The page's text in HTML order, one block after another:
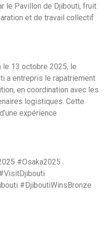
le Pavillon de Djibouti, fruit
et de travail collectif
le 13 octobre 2025, le
a entrepris le rapatriement
en coordination avec les
logistiques. Cette
expérience
#Osaka2025
#DjiboutiWinsBronze